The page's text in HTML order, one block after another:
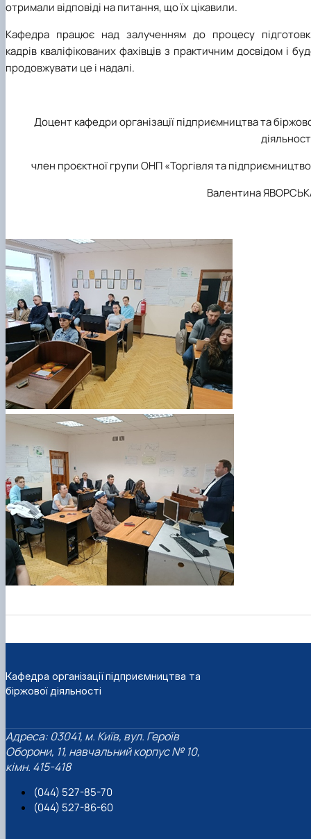
отримали відповіді на питання, що їх цікавили.
Кафедра працює над залученням до процесу
кадрів кваліфікованих фахівців з практичним досвідом і
продовжувати це і надалі.
Доцент кафедри організації підприємництва та
член проєктної групи ОНП «Торгівля та
Валентина
Кафедра організації підприємництва та
біржової діяльності
Адреса: 03041, м. Київ, вул. Героїв
Оборони, 11, навчальний корпус № 10,
кімн. 415-418
(044) 527-85-70
(044) 527-86-60